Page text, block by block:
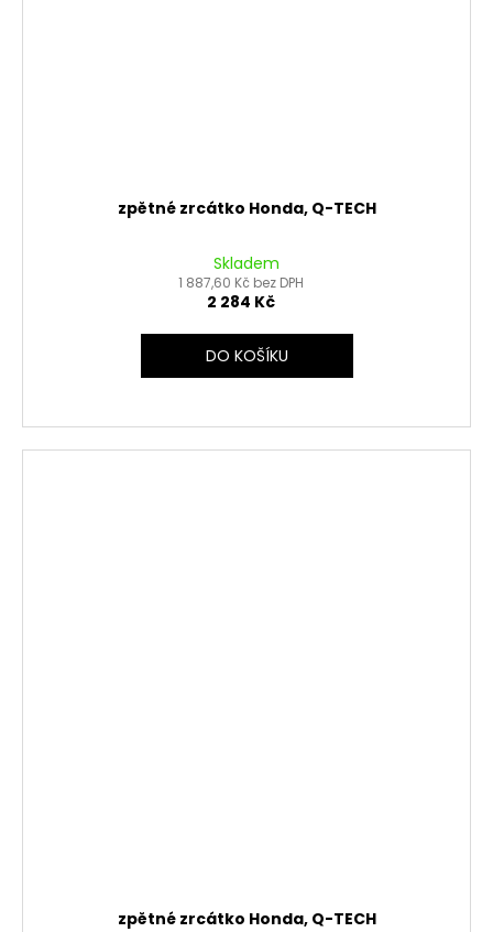
zpětné zrcátko Honda, Q-TECH
Skladem
1 887,60 Kč bez DPH
2 284 Kč
DO KOŠÍKU
zpětné zrcátko Honda, Q-TECH